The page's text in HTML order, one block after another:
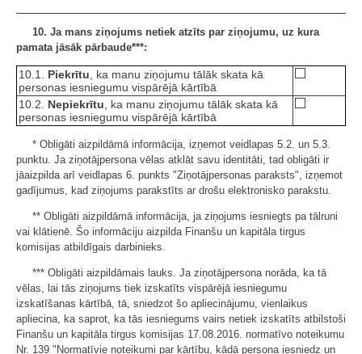
10. Ja mans ziņojums netiek atzīts par ziņojumu, uz kura
pamata jāsāk pārbaude***:
10.1. Piekrītu , ka manu ziņojumu tālāk skata kā
personas iesniegumu vispārējā kārtībā
10.2. Nepiekrītu , ka manu ziņojumu tālāk skata kā
personas iesniegumu vispārējā kārtībā
* Obligāti aizpildāmā informācija, izņemot veidlapas 5.2. un 5.3.
punktu. Ja ziņotājpersona vēlas atklāt savu identitāti, tad obligāti ir
jāaizpilda arī veidlapas 6. punkts "Ziņotājpersonas paraksts", izņemot
gadījumus, kad ziņojums parakstīts ar drošu elektronisko parakstu.
** Obligāti aizpildāmā informācija, ja ziņojums iesniegts pa tālruni
vai klātienē. Šo informāciju aizpilda Finanšu un kapitāla tirgus
komisijas atbildīgais darbinieks.
*** Obligāti aizpildāmais lauks. Ja ziņotājpersona norāda, ka tā
vēlas, lai tās ziņojums tiek izskatīts vispārējā iesniegumu
izskatīšanas kārtībā, tā, sniedzot šo apliecinājumu, vienlaikus
apliecina, ka saprot, ka tās iesniegums vairs netiek izskatīts atbilstoši
Finanšu un kapitāla tirgus komisijas 17.08.2016. normatīvo noteikumu
Nr. 139 "Normatīvie noteikumi par kārtību, kādā persona iesniedz un